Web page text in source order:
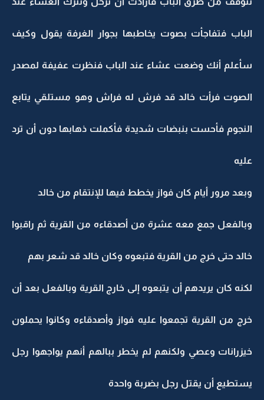
الباب فتفاجأت بصوت يخاطبها بجوار الغرفة يقول وكيف
سأعلم أنك وضعت عشاء عند الباب فنظرت عفيفة لمصدر
الصوت فرأت خالد قد فرش له فراش وهو مستلقي يتابع
النجوم فأحست بنبضات شديدة فأكملت ذهابها دون أن ترد
عليه
وبعد مرور أيام كان فواز يخطط فيها للإنتقام من خالد
وبالفعل جمع معه عشرة من أصدقاءه من القرية ثم راقبوا
خالد حتى خرج من القرية فتبعوه وكان خالد قد شعر بهم
لكنه كان يريدهم أن يتبعوه إلى خارج القرية وبالفعل بعد أن
خرج من القرية تجمعوا عليه فواز وأصدقاءه وكانوا يحملون
خيزرانات وعصي ولكنهم لم يخطر ببالهم أنهم يواجهوا رجل
يستطيع أن يقتل رجل بضربة واحدة